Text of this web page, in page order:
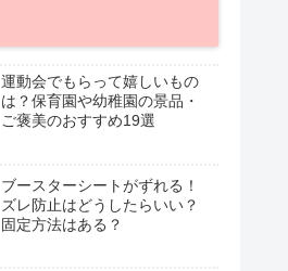
運動会でもらって嬉しいもの
は？保育園や幼稚園の景品・
ご褒美のおすすめ19選
ブースターシートがずれる！
ズレ防止はどうしたらいい？
固定方法はある？